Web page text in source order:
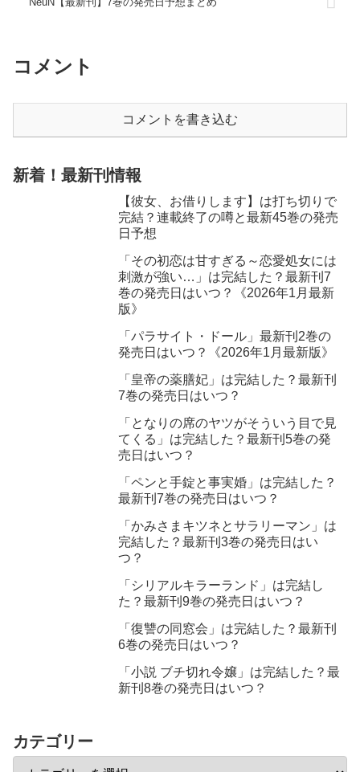
コメント
コメントを書き込む
新着！最新刊情報
【彼女、お借りします】は打ち切りで
完結？連載終了の噂と最新45巻の発売
日予想
「その初恋は甘すぎる～恋愛処女には
刺激が強い…」は完結した？最新刊7
巻の発売日はいつ？《2026年1月最新
版》
「パラサイト・ドール」最新刊2巻の
発売日はいつ？《2026年1月最新版》
「皇帝の薬膳妃」は完結した？最新刊
7巻の発売日はいつ？
「となりの席のヤツがそういう目で見
てくる」は完結した？最新刊5巻の発
売日はいつ？
「ペンと手錠と事実婚」は完結した？
最新刊7巻の発売日はいつ？
「かみさまキツネとサラリーマン」は
完結した？最新刊3巻の発売日はい
つ？
「シリアルキラーランド」は完結し
た？最新刊9巻の発売日はいつ？
「復讐の同窓会」は完結した？最新刊
6巻の発売日はいつ？
「小説 ブチ切れ令嬢」は完結した？最
新刊8巻の発売日はいつ？
カテゴリー